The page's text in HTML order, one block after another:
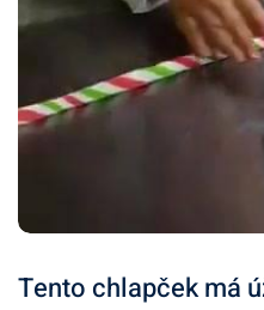
Tento chlapček má